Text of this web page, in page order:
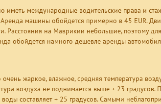
иметь международные водительские права и
машины обойдется примерно в 45 EUR.
Расстояния на Маврикии небольшие, поэтому
обойдется намного дешевле аренды
жаркое, влажное, средняя температура
воздуха не поднимается выше + 23
составляет + 25 градусов. Самыми